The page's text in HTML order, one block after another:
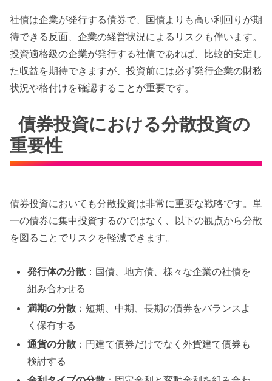
社債は企業が発行する債券で、国債よりも高い利回りが期
待できる反面、企業の経営状況によるリスクも伴います。
投資適格級の企業が発行する社債であれば、比較的安定し
た収益を期待できますが、投資前には必ず発行企業の財務
状況や格付けを確認することが重要です。
債券投資における分散投資の
重要性
債券投資においても分散投資は非常に重要な戦略です。単
一の債券に集中投資するのではなく、以下の観点から分散
を図ることでリスクを軽減できます。
発行体の分散 ：国債、地方債、様々な企業の社債を
組み合わせる
満期の分散 ：短期、中期、長期の債券をバランスよ
く保有する
通貨の分散 ：円建て債券だけでなく外貨建て債券も
検討する